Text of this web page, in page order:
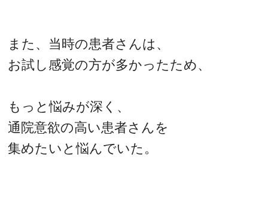
また、当時の患者さんは、
お試し感覚の方が多かったため、
もっと悩みが深く、
通院意欲の高い患者さんを
集めたいと悩んでいた。